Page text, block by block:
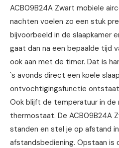
ACB09B24A Zwart mobiele
nachten voelen zo een stuk
bijvoorbeeld in de slaapkamer
gaat dan na een bepaalde tijd
ook aan met de timer. Dat is
`s avonds direct een koele
ontvochtigingsfunctie ontstaat
Ook blijft de temperatuur in de
thermostaat. De ACB09B24A
standen en stel je op afstand
afstandsbediening. Opstaan is